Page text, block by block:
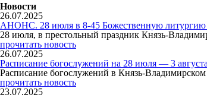
Новости
26.07.2025
АНОНС. 28 июля в 8-45 Божественную литургию
28 июля, в престольный праздник Князь-
прочитать новость
26.07.2025
Расписание богослужений на 28 июля — 3 августа
Расписание богослужений в Князь-
прочитать новость
23.07.2025